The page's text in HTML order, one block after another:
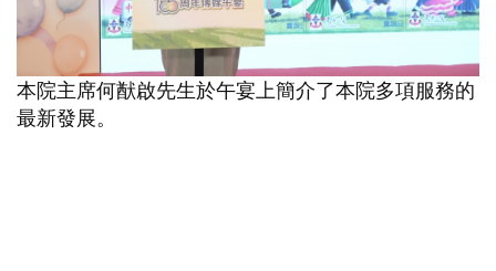
本院主席何猷啟先生於午宴上簡介了本院多項服務的
最新發展。